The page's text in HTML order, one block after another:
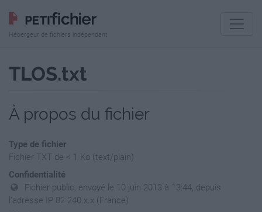
Hébergeur de fichiers indépendant
TLOS.txt
À propos du fichier
Type de fichier
Fichier TXT de < 1 Ko (text/plain)
Confidentialité
Fichier public, envoyé le 10 juin 2013 à 13:44, depuis
l'adresse IP 82.240.x.x (France)